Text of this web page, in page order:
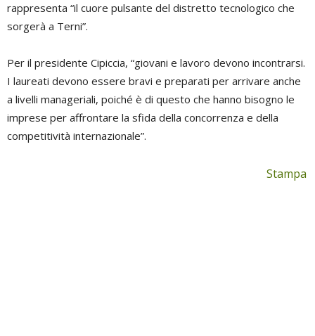
rappresenta “il cuore pulsante del distretto tecnologico che
sorgerà a Terni”.
Per il presidente Cipiccia, “giovani e lavoro devono incontrarsi.
I laureati devono essere bravi e preparati per arrivare anche
a livelli manageriali, poiché è di questo che hanno bisogno le
imprese per affrontare la sfida della concorrenza e della
competitività internazionale”.
Stampa